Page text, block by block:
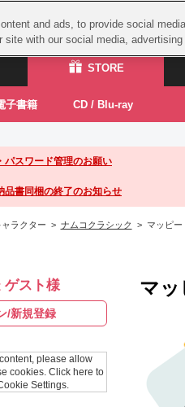
STORE
STORE
ASOBI STORE
グッズ
CD / Blu-ray
子書籍 CD / Blu-ray
シリーズ
デレラガールズ
リオンライブ！
ヴイアライヴ
ーズ
スサ
トグッズ
ホビー
パスワード管理のお願い
品書同梱の終了のお知らせ
ラクター > ナムコクラシック > マッピー
ゲスト様
/新規登録
please allow
cookies. Click here to
Settings.
マッ
and ads, to provide social
site with our social media,